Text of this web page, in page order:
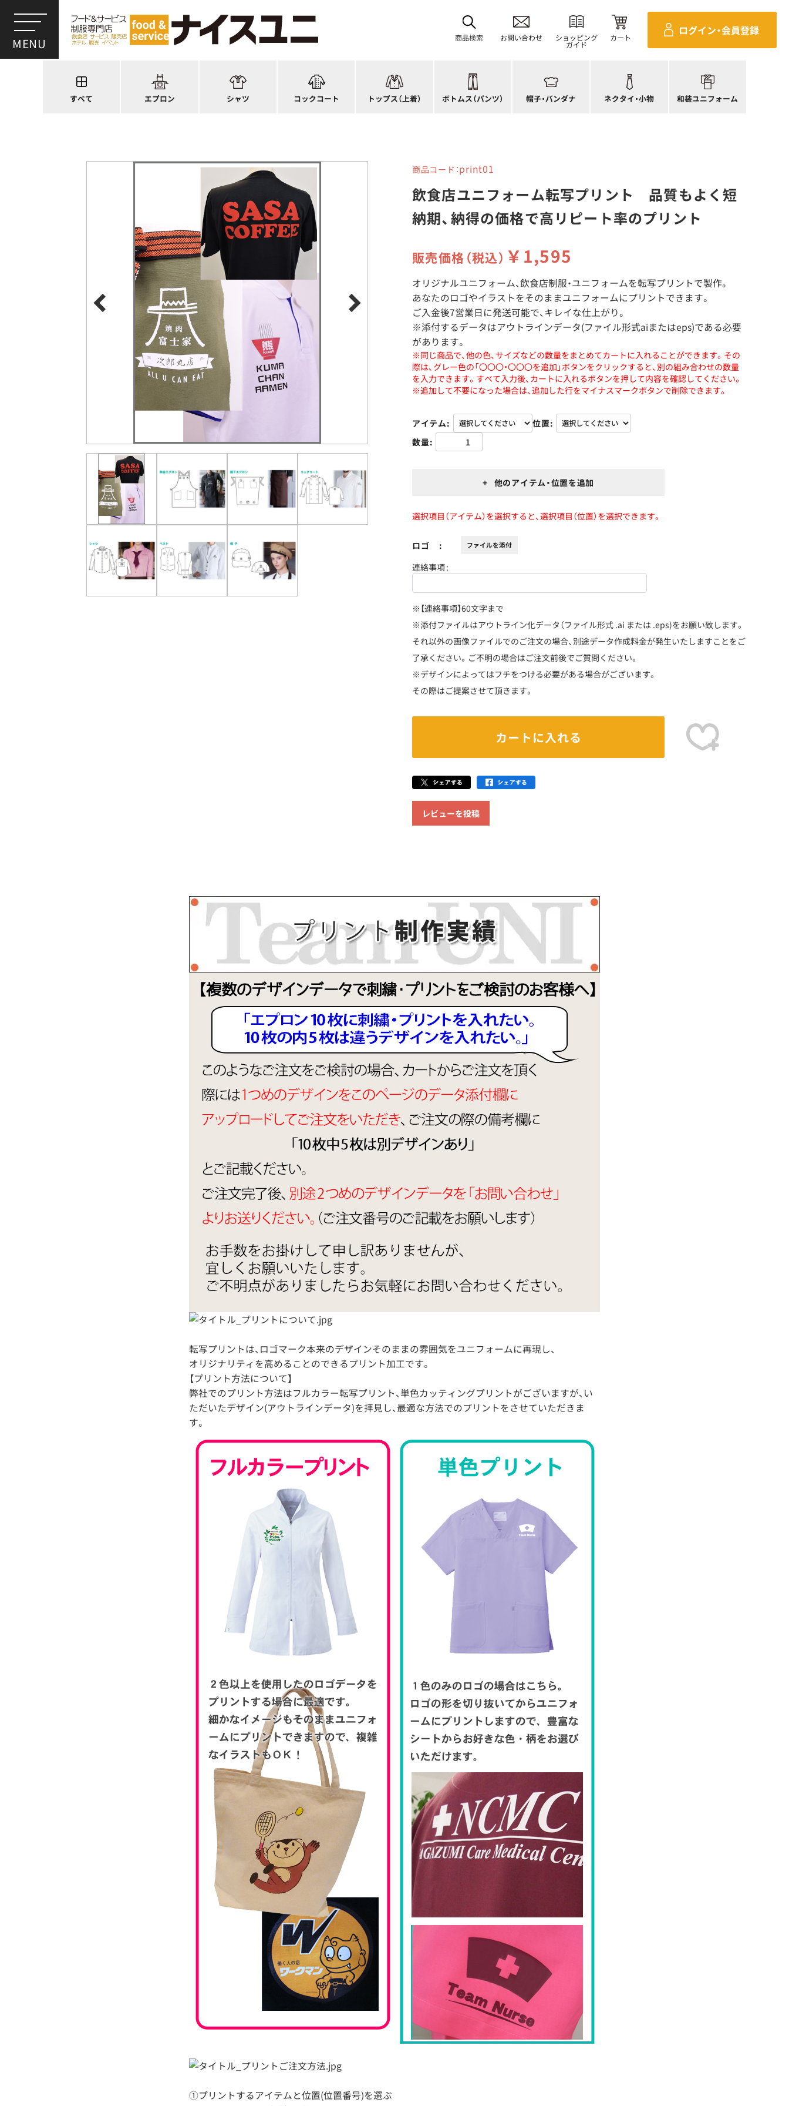
商品検索 お問い合わせ ショッピング
ガイド
カート
ログイン・会員登録
すべて エプロン
ワンショルダー
前後合わせ
ラップエプロン
シャツ
ウイングカラー
オープンカラー
ポロシャツ
和風シャツ(Asian)
コックコート
レディース
ジップ・ファスナータイプ
ファッション
キッズ
トップス（上着）
カットソー
ジャンバー
ボトムス（パンツ）
和風パンツ・スカート
キュロット
厨房シューズ
フロアシューズ
帽子・バンダナ
バンダナ
和帽子
衛生帽子
ヘアネット
ネクタイ・小物
四角巾
ポーチ・バッグ
リボン・スカーフ
クロスタイ
和装ユニフォーム
セパレボトムス(パンツ、スカート)
帯
きもの
商品コード：print01
飲食店ユニフォーム転写プリント 品質もよく短
納期、納得の価格で高リピート率のプリント
販売価格（税込） ￥1,595
オリジナルユニフォーム、飲食店制服・ユニフォームを転写プリントで製作。
あなたのロゴやイラストをそのままユニフォームにプリントできます。
ご入金後7営業日に発送可能で、キレイな仕上がり。
※添付するデータはアウトラインデータ(ファイル形式aiまたはeps)である必要
があります。
※同じ商品で、他の色、サイズなどの数量をまとめてカートに入れることができます。その
際は、グレー色の「〇〇〇・〇〇〇を追加」ボタンをクリックすると、別の組み合わせの数量
を入力できます。すべて入力後、カートに入れるボタンを押して内容を確認してください。
※追加して不要になった場合は、追加した行をマイナスマークボタンで削除できます。
アイテム
位置
数量
+ 他のアイテム・位置を追加
選択項目（アイテム）を選択すると、選択項目（位置）を選択できます。
ロゴ ファイルを添付
連絡事項
※【連絡事項】60文字まで
※添付ファイルはアウトライン化データ（ファイル形式 .ai または .eps)をお願い致します。
それ以外の画像ファイルでのご注文の場合、別途データ作成料金が発生いたしますことをご
了承ください。ご不明の場合はご注文前後でご質問ください。
※デザインによってはフチをつける必要がある場合がございます。
その際はご提案させて頂きます。
カートに入れる
レビューを投稿
転写プリントは、ロゴマーク本来のデザインそのままの雰囲気をユニフォームに再現し、
オリジナリティを高めることのできるプリント加工です。
【プリント方法について】
弊社でのプリント方法はフルカラー転写プリント、単色カッティングプリントがございますが、い
ただいたデザイン(アウトラインデータ)を拝見し、最適な方法でのプリントをさせていただきま
す。
①プリントするアイテムと位置(位置番号)を選ぶ